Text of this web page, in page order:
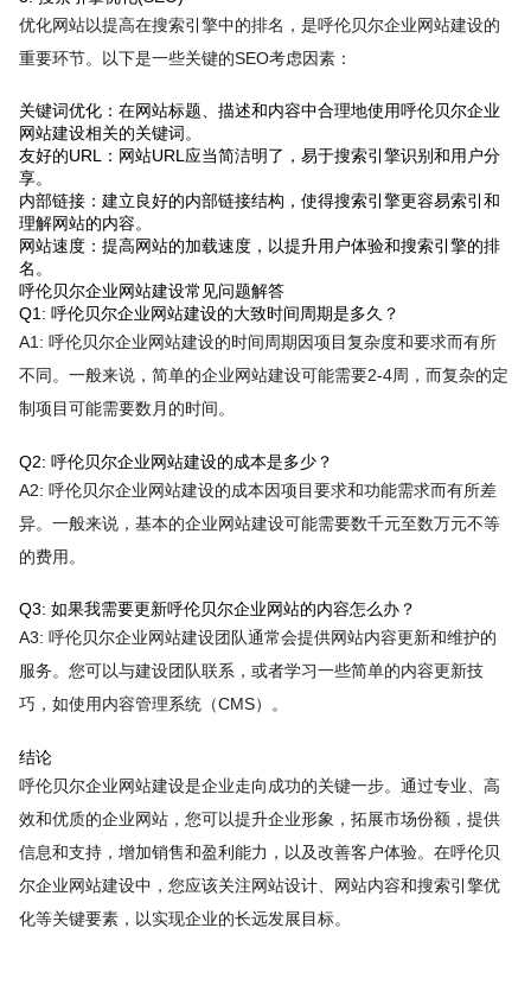
优化网站以提高在搜索引擎中的排名，是呼伦贝尔企业网站建设的
重要环节。以下是一些关键的SEO考虑因素：
关键词优化：在网站标题、描述和内容中合理地使用呼伦贝尔企业
网站建设相关的关键词。
友好的URL：网站URL应当简洁明了，易于搜索引擎识别和用户分
享。
内部链接：建立良好的内部链接结构，使得搜索引擎更容易索引和
理解网站的内容。
网站速度：提高网站的加载速度，以提升用户体验和搜索引擎的排
名。
呼伦贝尔企业网站建设常见问题解答
Q1: 呼伦贝尔企业网站建设的大致时间周期是多久？
A1: 呼伦贝尔企业网站建设的时间周期因项目复杂度和要求而有所
不同。一般来说，简单的企业网站建设可能需要2-4周，而复杂的定
制项目可能需要数月的时间。
Q2: 呼伦贝尔企业网站建设的成本是多少？
A2: 呼伦贝尔企业网站建设的成本因项目要求和功能需求而有所差
异。一般来说，基本的企业网站建设可能需要数千元至数万元不等
的费用。
Q3: 如果我需要更新呼伦贝尔企业网站的内容怎么办？
A3: 呼伦贝尔企业网站建设团队通常会提供网站内容更新和维护的
服务。您可以与建设团队联系，或者学习一些简单的内容更新技
巧，如使用内容管理系统（CMS）。
结论
呼伦贝尔企业网站建设是企业走向成功的关键一步。通过专业、高
效和优质的企业网站，您可以提升企业形象，拓展市场份额，提供
信息和支持，增加销售和盈利能力，以及改善客户体验。在呼伦贝
尔企业网站建设中，您应该关注网站设计、网站内容和搜索引擎优
化等关键要素，以实现企业的长远发展目标。